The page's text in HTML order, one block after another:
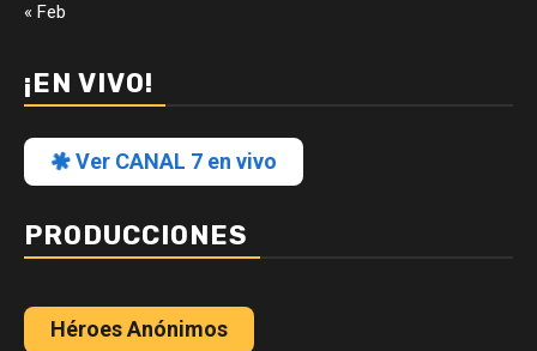
« Feb
¡EN VIVO!
Ver CANAL 7 en vivo
PRODUCCIONES
Héroes Anónimos